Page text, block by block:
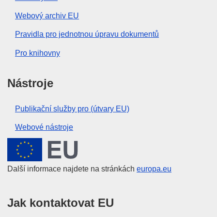
Webový archiv EU
Pravidla pro jednotnou úpravu dokumentů
Pro knihovny
Nástroje
Publikační služby pro (útvary EU)
Webové nástroje
Evropská unie
Další informace najdete na stránkách europa.eu
Jak kontaktovat EU